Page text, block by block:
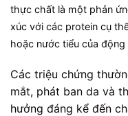
thực chất là một phản
xúc với các protein cụ
hoặc nước tiểu của
Các triệu chứng
mắt, phát ban da và
hưởng đáng kể đến